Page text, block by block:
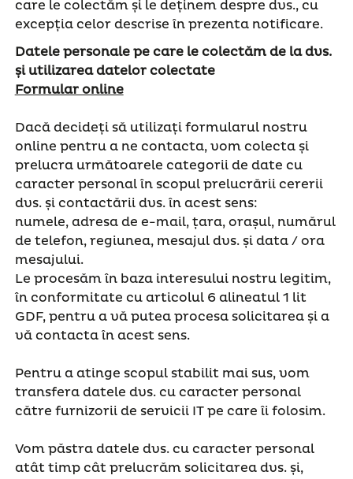
care le colectăm și le deținem despre dvs., cu
excepția celor descrise în prezenta notificare.
Datele personale pe care le colectăm de la dvs.
și utilizarea datelor colectate
Formular online
Dacă decideți să utilizați formularul nostru
online pentru a ne contacta, vom colecta și
prelucra următoarele categorii de date cu
caracter personal în scopul prelucrării cererii
dvs. și contactării dvs. în acest sens:
numele, adresa de e-mail, țara, orașul, numărul
de telefon, regiunea, mesajul dvs. și data / ora
mesajului.
Le procesăm în baza interesului nostru legitim,
în conformitate cu articolul 6 alineatul 1 lit
GDF, pentru a vă putea procesa solicitarea și a
vă contacta în acest sens.
Pentru a atinge scopul stabilit mai sus, vom
transfera datele dvs. cu caracter personal
către furnizorii de servicii IT pe care îi folosim.
Vom păstra datele dvs. cu caracter personal
atât timp cât prelucrăm solicitarea dvs. și,